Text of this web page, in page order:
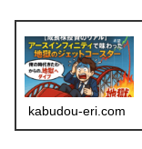
kabudou-eri.com